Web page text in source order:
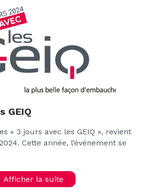
GEIQ
« 3 jours avec les GEIQ », revient
Cette année, l’événement se
Afficher la suite